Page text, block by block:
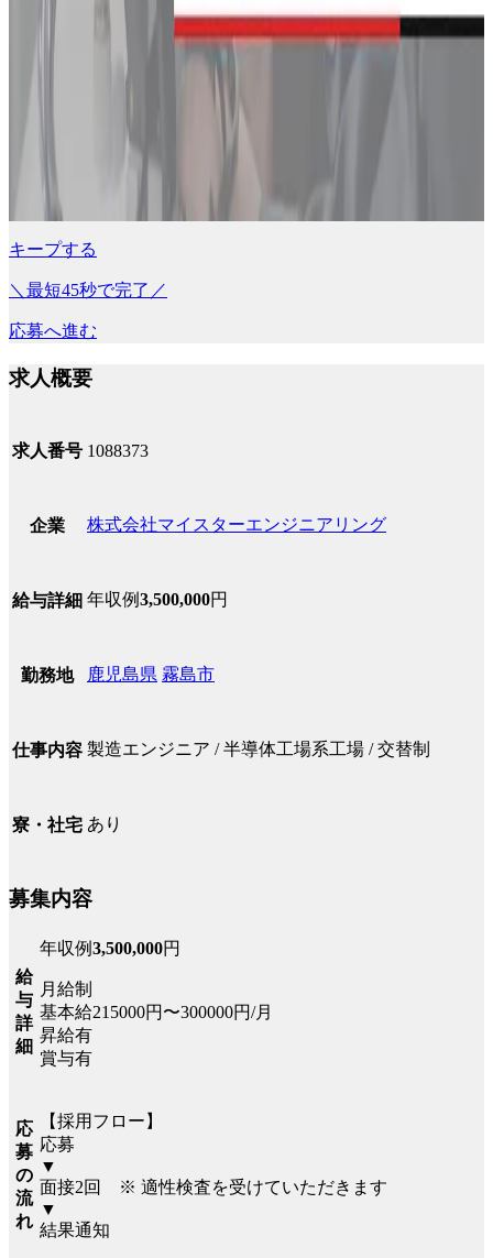
キープする
＼最短45秒で完了／
応募へ進む
求人概要
求人番号 1088373
企業 株式会社マイスターエンジニアリング
給与詳細 年収例3,500,000円
勤務地 鹿児島県 霧島市
仕事内容 製造エンジニア / 半導体工場系工場 / 交替制
寮・社宅 あり
募集内容
給
与
詳
細
年収例3,500,000円
月給制
基本給215000円〜300000円/月
昇給有
賞与有
応
募
の
流
れ
【採用フロー】
応募
▼
面接2回 ※ 適性検査を受けていただきます
▼
結果通知